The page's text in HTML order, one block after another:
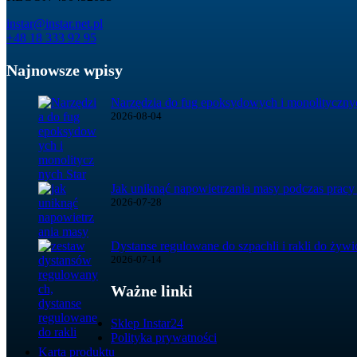
instar@instar.net.pl
+48 18 333 92 95
Najnowsze wpisy
Narzędzia do fug epoksydowych i
2026-08-04
Jak uniknąć napowietrzania masy podczas pracy
2026-07-28
Dystanse regulowane do szpachli i rakli do
2026-07-14
Ważne linki
Sklep Instar24
Polityka prywatności
Karta produktu